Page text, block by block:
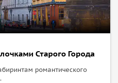
Старого Города
романтического